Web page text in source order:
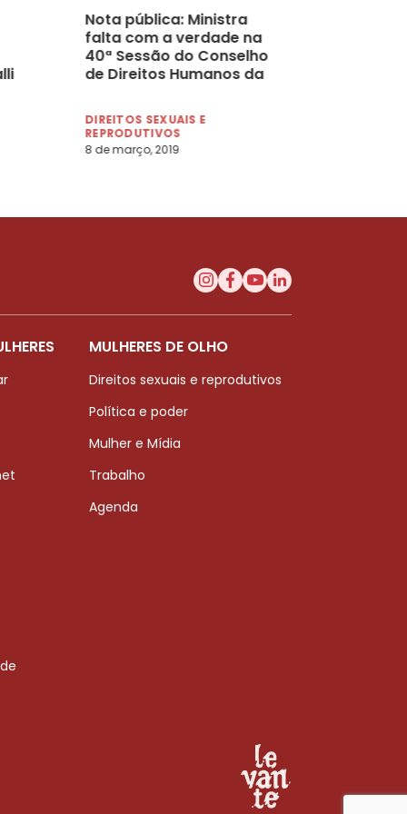
Nota pública: Ministra
falta com a verdade na
40ª Sessão do Conselho
de Direitos Humanos da
DIREITOS SEXUAIS E
REPRODUTIVOS
8 de março, 2019
MULHERES DE OLHO
Direitos sexuais e reprodutivos
Política e poder
Mulher e Mídia
Trabalho
Agenda